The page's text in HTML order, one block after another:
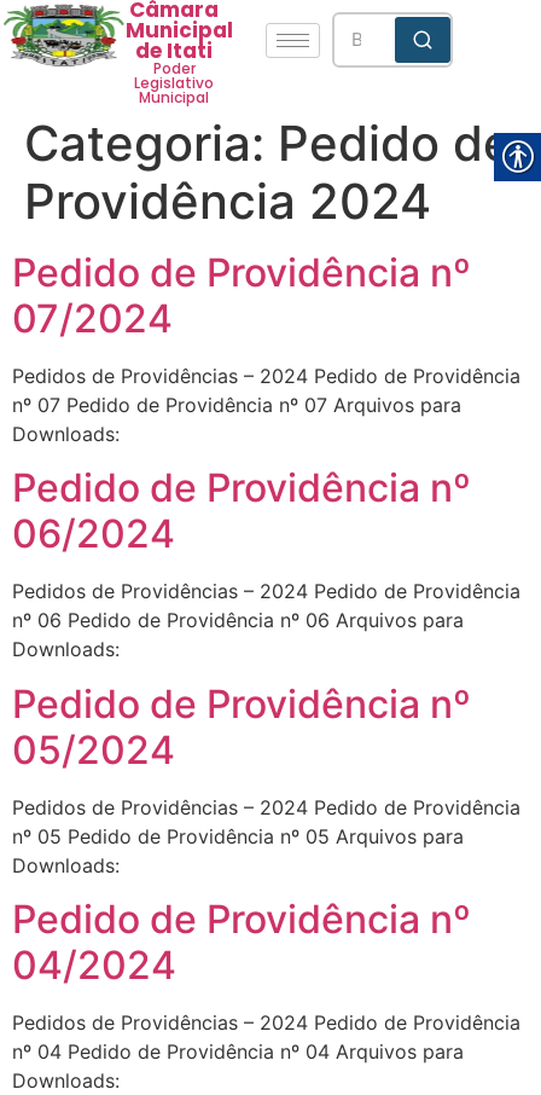
Câmara
Municipal
de Itati
Poder
Legislativo
Municipal
Categoria: Pedido de
Providência 2024
Pedido de Providência nº
07/2024
Pedidos de Providências – 2024 Pedido de Providência
nº 07 Pedido de Providência nº 07 Arquivos para
Downloads:
Pedido de Providência nº
06/2024
Pedidos de Providências – 2024 Pedido de Providência
nº 06 Pedido de Providência nº 06 Arquivos para
Downloads:
Pedido de Providência nº
05/2024
Pedidos de Providências – 2024 Pedido de Providência
nº 05 Pedido de Providência nº 05 Arquivos para
Downloads:
Pedido de Providência nº
04/2024
Pedidos de Providências – 2024 Pedido de Providência
nº 04 Pedido de Providência nº 04 Arquivos para
Downloads: